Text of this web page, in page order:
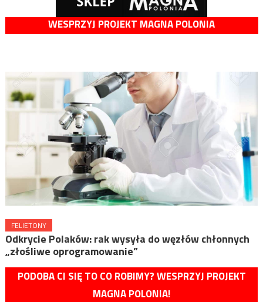
WESPRZYJ PROJEKT MAGNA POLONIA
FELIETONY
Odkrycie Polaków: rak wysyła do węzłów chłonnych
„złośliwe oprogramowanie”
PODOBA CI SIĘ TO CO ROBIMY? WESPRZYJ PROJEKT
MAGNA POLONIA!